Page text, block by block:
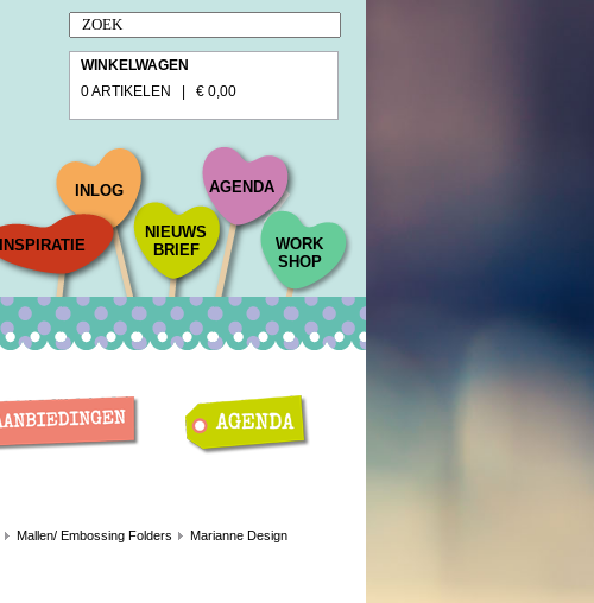
WINKELWAGEN
0 ARTIKELEN | € 0,00
INSPIRATIE
INLOG
NIEUWS
BRIEF
AGENDA
WORK
SHOP
Mallen/ Embossing Folders
Marianne Design